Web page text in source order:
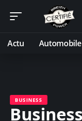
Actu Automobile
BUSINESS